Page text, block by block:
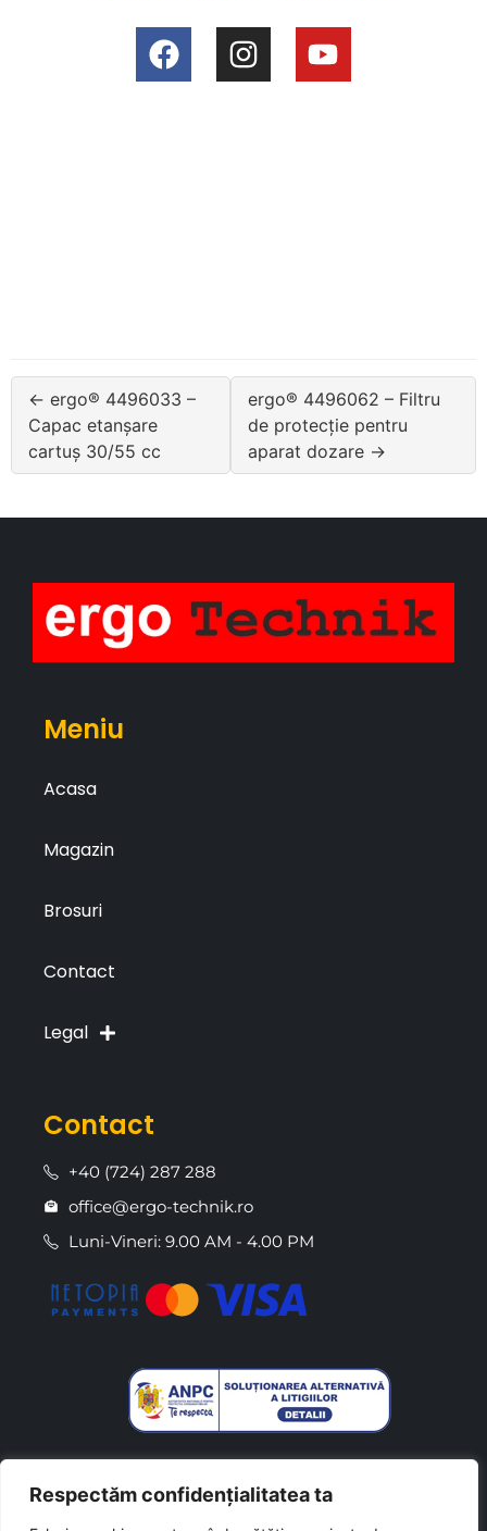
Respectăm confidențialitatea ta
← ergo® 4496033 –
Capac etanșare
cartuș 30/55 cc
ergo® 4496062 – Filtru
de protecție pentru
aparat dozare →
Meniu
Acasa
Magazin
Brosuri
Contact
Legal
Contact
+40 (724) 287 288
office@ergo-technik.ro
Luni-Vineri: 9.00 AM - 4.00 PM